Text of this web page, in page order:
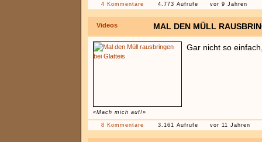
4 Kommentare 4.773 Aufrufe vor 9 Jahren
Videos MAL DEN MÜLL
«Mach mich auf!»
Gar nicht so
8 Kommentare 3.161 Aufrufe vor 11 Jahren